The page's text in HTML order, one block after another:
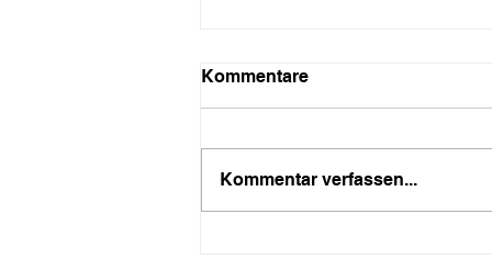
Kommentare
Kommentar verfassen...